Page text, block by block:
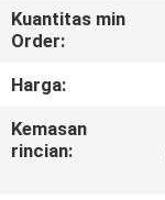
KONTROL
KUALITAS
HUBUNGI
KAMI
Kuantitas min
Order:
Harga:
Kemasan
rincian: